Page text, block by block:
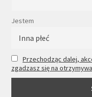
Jestem
Przechodząc dalej,
zgadzasz się na